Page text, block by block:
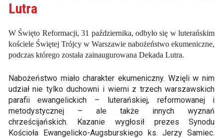
Lutra
W Święto Reformacji, 31 października, odbyło się w luterańskim
kościele Świętej Trójcy w Warszawie nabożeństwo ekumeniczne,
podczas którego została zainaugurowana Dekada Lutra.
Nabożeństwo miało charakter ekumeniczny. Wzięli w nim
udział nie tylko duchowni i wierni z trzech warszawskich
parafii ewangelickich – luterańskiej, reformowanej i
metodystycznej – ale także innych wyznań
chrześcijańskich. Kazanie wygłosił prezes Synodu
Kościoła Ewangelicko-Augsburskiego ks. Jerzy Samiec.